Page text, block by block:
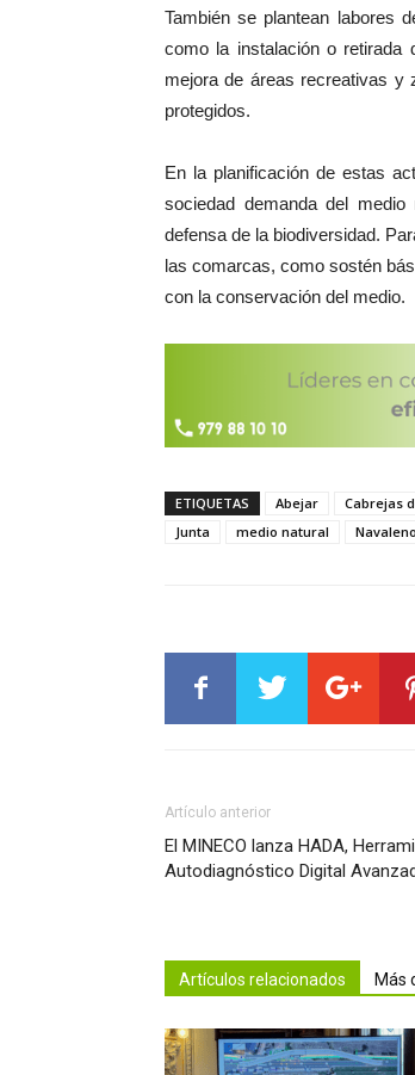
También se plantean labores
como la instalación o retirada
mejora de áreas recreativas y
protegidos.
En la planificación de estas
sociedad demanda del
defensa de la biodiversidad.
las comarcas, como sostén
con la conservación del medio.
ETIQUETAS Abejar Cabrejas
Junta
medio natural Navaleno
Artículo anterior
El MINECO lanza HADA,
Autodiagnóstico Digital
Artículos relacionados Más